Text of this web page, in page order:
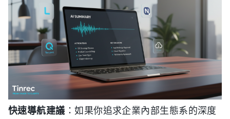
快速導航建議 ：如果你追求企業內部生態系的深度